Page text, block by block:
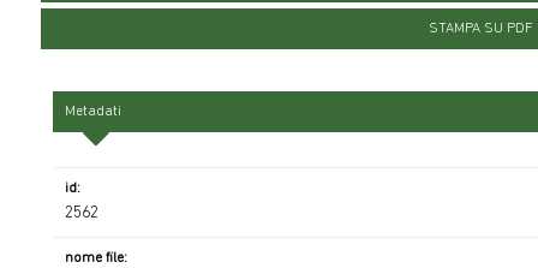
STAMPA SU PDF
Metadati
id:
2562
nome file: